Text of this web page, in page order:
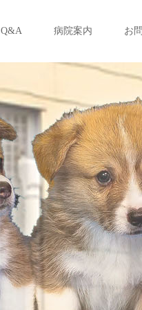
Q&A 病院案内 お